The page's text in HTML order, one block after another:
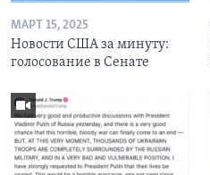
МАРТ 15, 2025
Новости США за минуту:
голосование в Сенате